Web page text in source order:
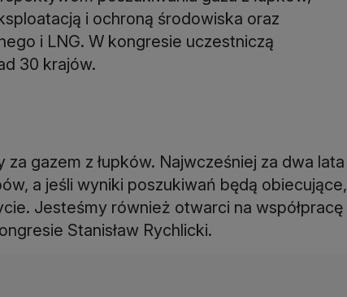
i ochroną środowiska oraz
i LNG. W kongresie uczestniczą
30 krajów.
gazem z łupków. Najwcześniej za dwa lata
a jeśli wyniki poszukiwań będą obiecujące,
Jesteśmy również otwarci na współpracę
Stanisław Rychlicki.